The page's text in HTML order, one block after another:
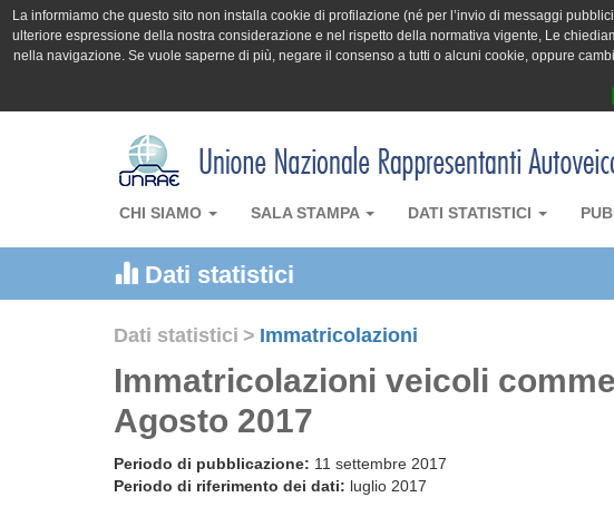
La informiamo che questo sito non installa cookie di profilazione (né per l’invio di messaggi
ulteriore espressione della nostra considerazione e nel rispetto della normativa vigente, Le
nella navigazione. Se vuole saperne di più, negare il consenso a tutti o alcuni cookie, oppure
CHI SIAMO SALA STAMPA DATI STATISTICI
Dati statistici
Dati statistici > Immatricolazioni
Immatricolazioni veicoli
Agosto 2017
Periodo di pubblicazione: 11 settembre 2017
Periodo di riferimento dei dati: luglio 2017